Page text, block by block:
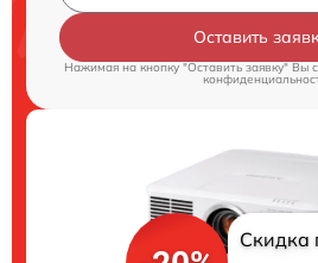
Оставить
Нажимая на кнопку "Оставить заявку" Вы
Скидка